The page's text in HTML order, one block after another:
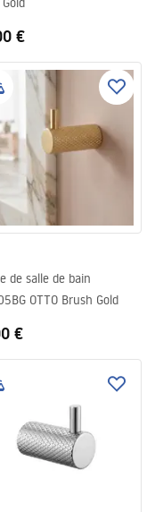
€
de salle de bain
OTTO Brush Gold
€